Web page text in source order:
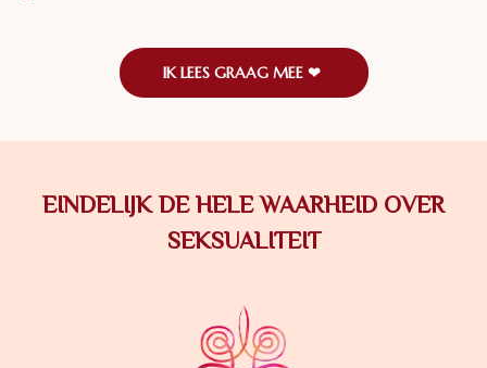
IK LEES GRAAG MEE ❤
EINDELIJK DE HELE WAARHEID OVER
SEKSUALITEIT